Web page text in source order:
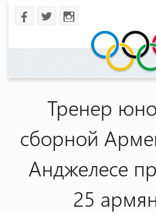
b a x
Тренер
сборной
Анджелесе
25